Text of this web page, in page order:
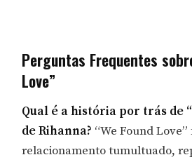
Perguntas Frequentes
Love”
Qual é a história por trás de
de Rihanna? “We Found
relacionamento tumultuado,